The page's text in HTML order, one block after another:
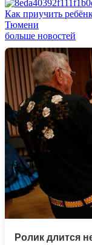
Как приучить
Тюмени
больше новостей
Ролик длится